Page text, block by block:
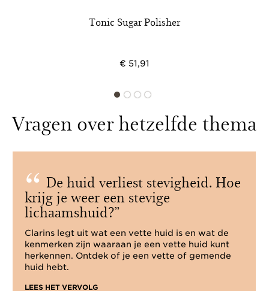
Tonic Sugar Polisher
€ 51,91
Vragen over hetzelfde thema
De huid verliest stevigheid. Hoe
krijg je weer een stevige
lichaamshuid?
Clarins legt uit wat een vette huid is en wat de
kenmerken zijn waaraan je een vette huid kunt
herkennen. Ontdek of je een vette of gemende
huid hebt.
LEES HET VERVOLG